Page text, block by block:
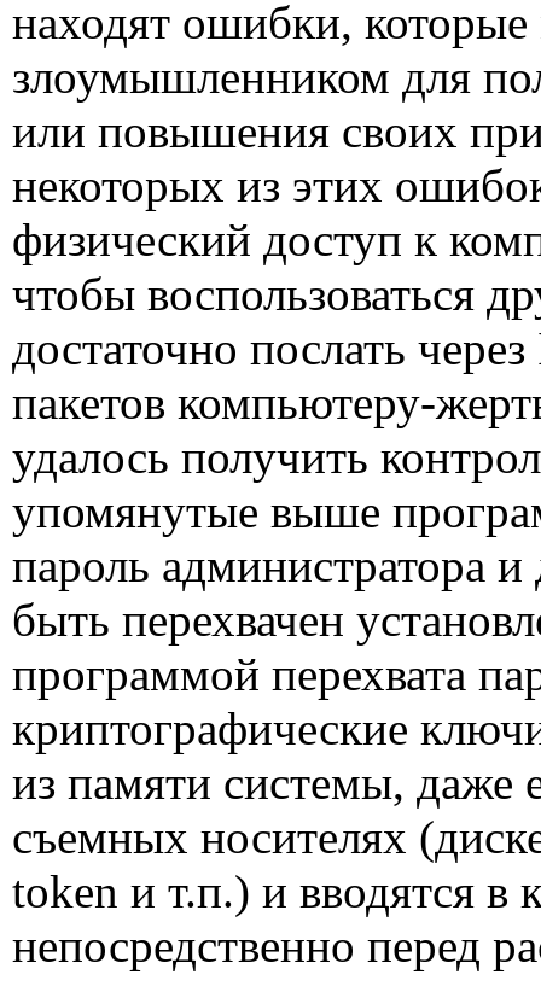
находят ошибки,
злоумышленником для
или повышения своих
некоторых из этих
физический доступ к
чтобы воспользоваться
достаточно послать через
пакетов компьютеру-
удалось получить
упомянутые выше
пароль администратора
быть перехвачен
программой перехвата
криптографические
из памяти системы, даже
съемных носителях
token и т.п.) и вводятся в
непосредственно перед